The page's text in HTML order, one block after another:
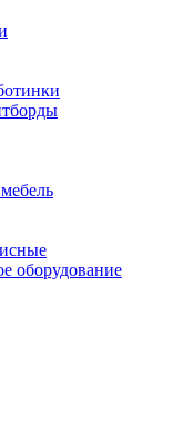
оборудование